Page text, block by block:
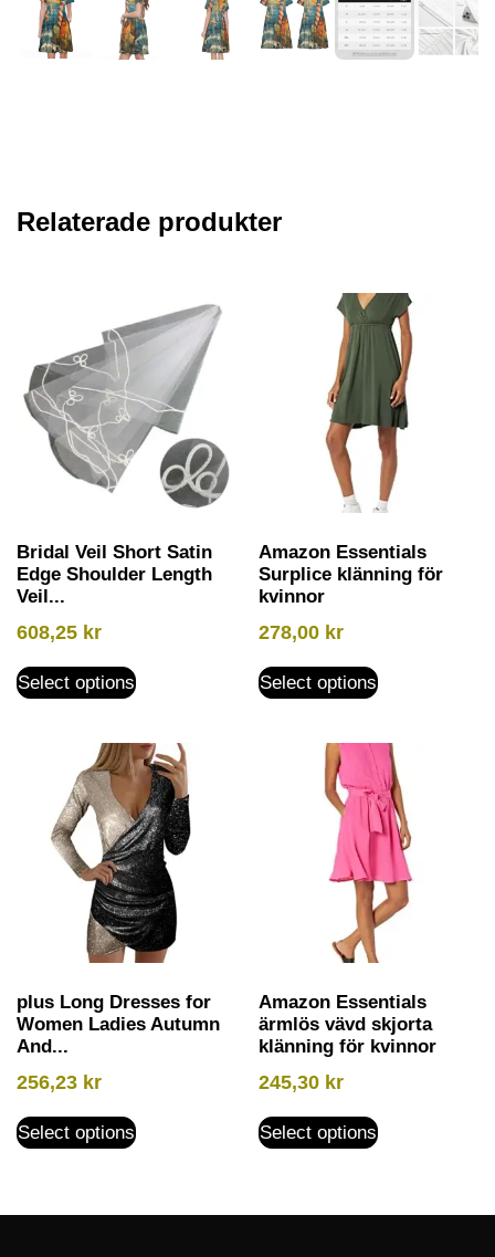
Relaterade produkter
Bridal Veil Short Satin
Edge Shoulder Length
Veil...
608,25 kr
Select options
Amazon Essentials
Surplice klänning för
kvinnor
278,00 kr
Select options
plus Long Dresses for
Women Ladies Autumn
And...
256,23 kr
Select options
Amazon Essentials
ärmlös vävd skjorta
klänning för kvinnor
245,30 kr
Select options